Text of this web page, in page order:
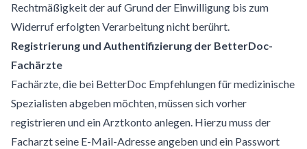
Rechtmäßigkeit der auf Grund der Einwilligung bis zum
Widerruf erfolgten Verarbeitung nicht berührt.
Registrierung und Authentifizierung der BetterDoc-
Fachärzte
Fachärzte, die bei BetterDoc Empfehlungen für medizinische
Spezialisten abgeben möchten, müssen sich vorher
registrieren und ein Arztkonto anlegen. Hierzu muss der
Facharzt seine E-Mail-Adresse angeben und ein Passwort